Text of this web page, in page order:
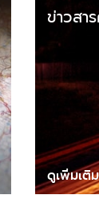
ข่าวสา
ดูเพิ่มเติม